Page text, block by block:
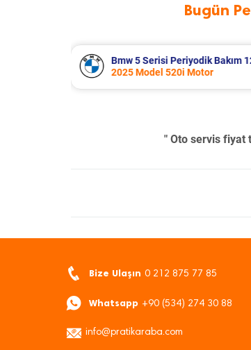
Bugün
Suzuki Vitara Periyodik
2020 Model 1.4
" Oto servis fiyat
Bize Ulaşın 0 212 875 77 85
Whatsapp +90 (534) 274 30 88
info@pratikaraba.com